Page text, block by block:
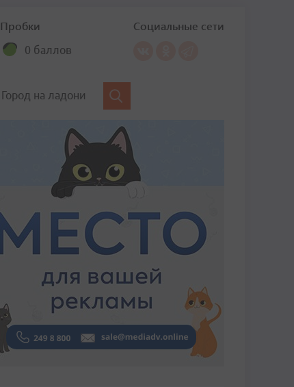
Пробки
0 баллов
Социальные сети
Город на ладони